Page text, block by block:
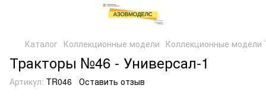
Каталог Коллекционные модели Коллекционные
Тракторы №46 - Универсал-1
Артикул: TR046 Оставить отзыв